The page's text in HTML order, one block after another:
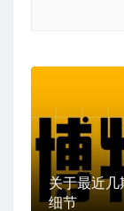
关于最近
细节